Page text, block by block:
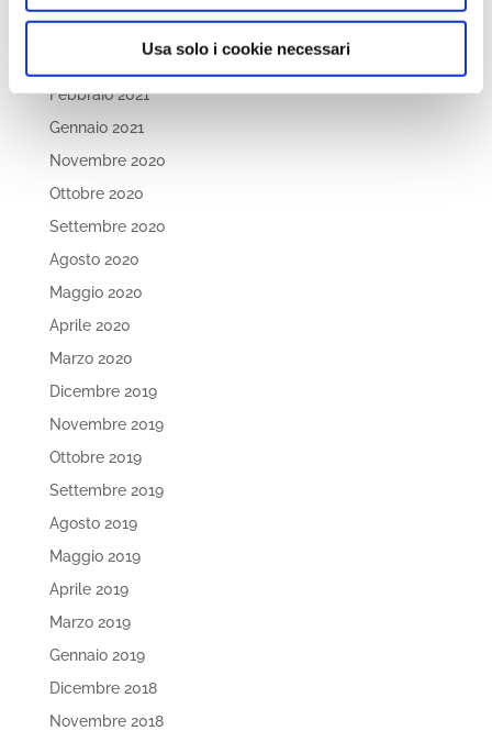
Usa solo i cookie necessari
Aprile 2021
Febbraio 2021
Gennaio 2021
Novembre 2020
Ottobre 2020
Settembre 2020
Agosto 2020
Maggio 2020
Aprile 2020
Marzo 2020
Dicembre 2019
Novembre 2019
Ottobre 2019
Settembre 2019
Agosto 2019
Maggio 2019
Aprile 2019
Marzo 2019
Gennaio 2019
Dicembre 2018
Novembre 2018